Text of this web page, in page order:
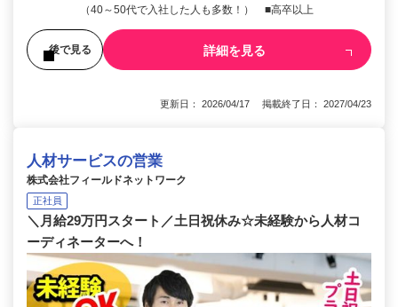
（40～50代で入社した人も多数！） ■高卒以上
後で見る 詳細を見る
更新日： 2026/04/17 掲載終了日： 2027/04/23
人材サービスの営業
株式会社フィールドネットワーク
正社員
＼月給29万円スタート／土日祝休み☆未経験から人材コ
ーディネーターへ！